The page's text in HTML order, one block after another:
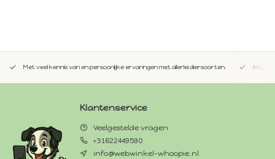
Met veel kennis van en persoonlijke ervaringen met allerlei diersoorten. Altijd
Klantenservice
Veelgestelde vragen
+31622449590
info@webwinkel-whoopie.nl